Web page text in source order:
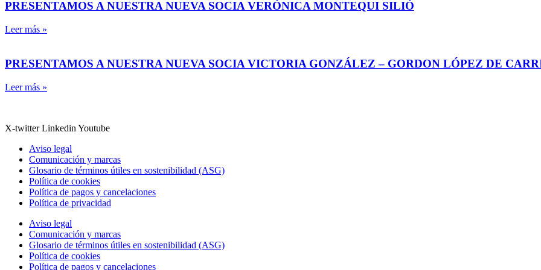
PRESENTAMOS A NUESTRA NUEVA SOCIA VERÓNICA MONTEQUI SILIÓ
Leer más »
PRESENTAMOS A NUESTRA NUEVA SOCIA VICTORIA GONZÁLEZ – GORDON LÓPEZ DE
Leer más »
X-twitter Linkedin Youtube
Aviso legal
Comunicación y marcas
Glosario de términos útiles en sostenibilidad (ASG)
Política de cookies
Política de pagos y cancelaciones
Política de privacidad
Aviso legal
Comunicación y marcas
Glosario de términos útiles en sostenibilidad (ASG)
Política de cookies
Política de pagos y cancelaciones